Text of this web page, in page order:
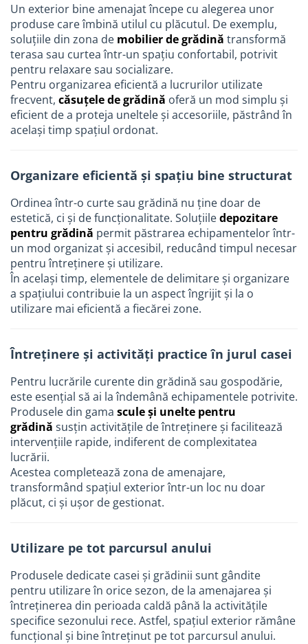
Un exterior bine amenajat începe cu alegerea unor
produse care îmbină utilul cu plăcutul. De exemplu,
soluțiile din zona de mobilier de grădină transformă
terasa sau curtea într-un spațiu confortabil, potrivit
pentru relaxare sau socializare.
Pentru organizarea eficientă a lucrurilor utilizate
frecvent, căsuțele de grădină oferă un mod simplu și
eficient de a proteja uneltele și accesoriile, păstrând în
același timp spațiul ordonat.
Organizare eficientă și spațiu bine structurat
Ordinea într-o curte sau grădină nu ține doar de
estetică, ci și de funcționalitate. Soluțiiledepozitare
pentru grădină permit păstrarea echipamentelor într-
un mod organizat și accesibil, reducând timpul necesar
pentru întreținere și utilizare.
În același timp, elementele de delimitare și organizare
a spațiului contribuie la un aspect îngrijit și la o
utilizare mai eficientă a fiecărei zone.
Întreținere și activități practice în jurul casei
Pentru lucrările curente din grădină sau gospodărie,
este esențial să ai la îndemână echipamentele potrivite.
Produsele din gama scule și unelte pentru
grădină susțin activitățile de întreținere și facilitează
intervențiile rapide, indiferent de complexitatea
lucrării.
Acestea completează zona de amenajare,
transformând spațiul exterior într-un loc nu doar
plăcut, ci și ușor de gestionat.
Utilizare pe tot parcursul anului
Produsele dedicate casei și grădinii sunt gândite
pentru utilizare în orice sezon, de la amenajarea și
întreținerea din perioada caldă până la activitățile
specifice sezonului rece. Astfel, spațiul exterior rămâne
funcțional și bine întreținut pe tot parcursul anului.